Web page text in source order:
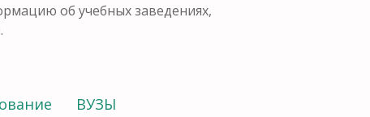
об учебных заведениях,
ВУЗЫ